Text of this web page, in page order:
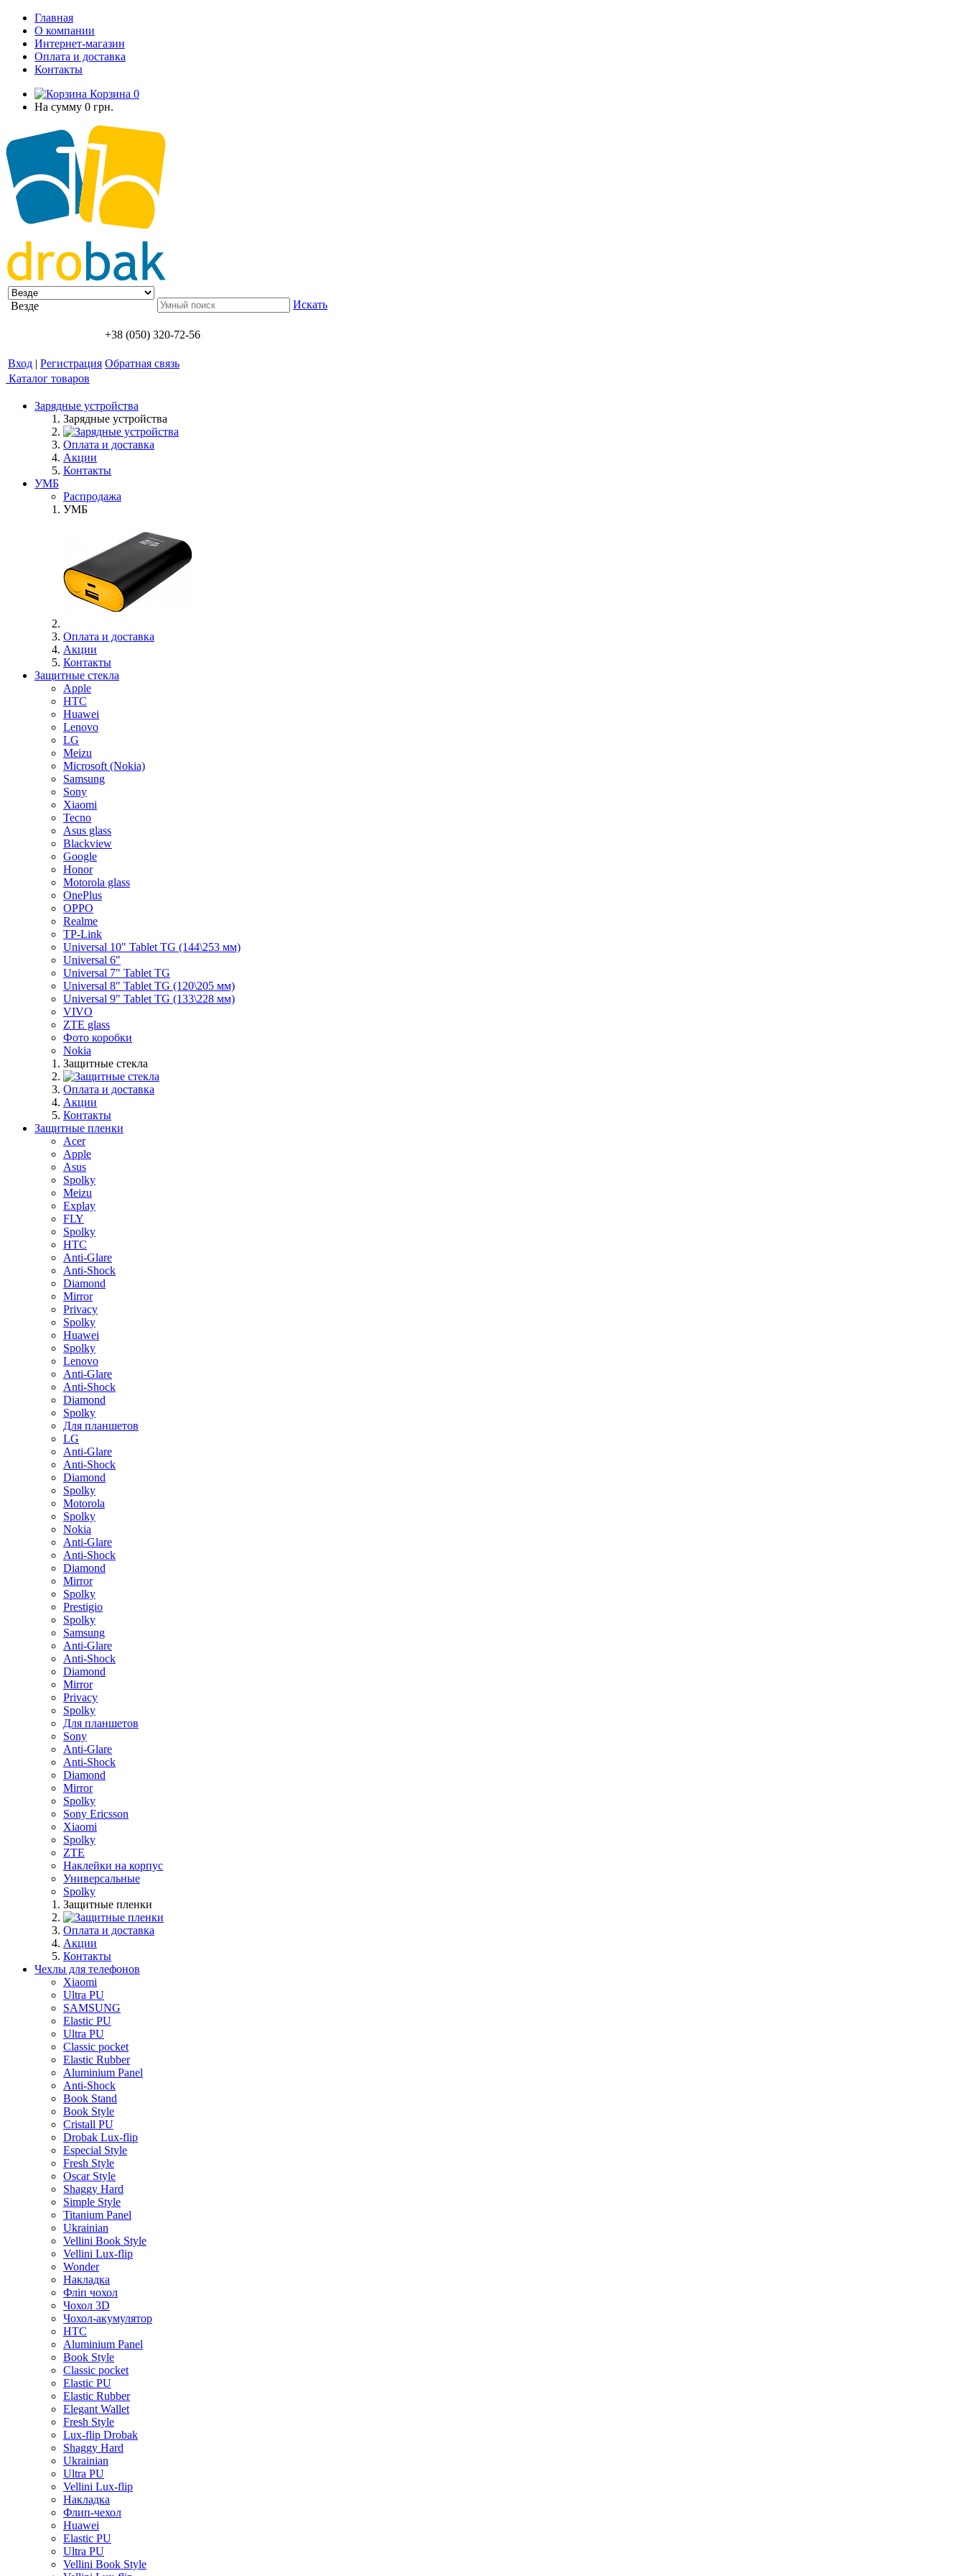
Главная
О компании
Интернет-магазин
Оплата и доставка
Контакты
Корзина 0
На сумму 0 грн.
Везде Искать
+38 (050) 320-72-56
Вход | Регистрация Обратная связь
Каталог товаров
Зарядные устройства
Зарядные устройства
Оплата и доставка
Акции
Контакты
УМБ
Распродажа
УМБ
Оплата и доставка
Акции
Контакты
Защитные стекла
Apple
HTC
Huawei
Lenovo
LG
Meizu
Microsoft (Nokia)
Samsung
Sony
Xiaomi
Tecno
Asus glass
Blackview
Google
Honor
Motorola glass
OnePlus
OPPO
Realme
TP-Link
Universal 10" Tablet TG (144\253 мм)
Universal 6"
Universal 7" Tablet TG
Universal 8" Tablet TG (120\205 мм)
Universal 9" Tablet TG (133\228 мм)
VIVO
ZTE glass
Фото коробки
Nokia
Защитные стекла
Оплата и доставка
Акции
Контакты
Защитные пленки
Acer
Apple
Asus
Spolky
Meizu
Explay
FLY
Spolky
HTC
Anti-Glare
Anti-Shock
Diamond
Mirror
Privacy
Spolky
Huawei
Spolky
Lenovo
Anti-Glare
Anti-Shock
Diamond
Spolky
Для планшетов
LG
Anti-Glare
Anti-Shock
Diamond
Spolky
Motorola
Spolky
Nokia
Anti-Glare
Anti-Shock
Diamond
Mirror
Spolky
Prestigio
Spolky
Samsung
Anti-Glare
Anti-Shock
Diamond
Mirror
Privacy
Spolky
Для планшетов
Sony
Anti-Glare
Anti-Shock
Diamond
Mirror
Spolky
Sony Ericsson
Xiaomi
Spolky
ZTE
Наклейки на корпус
Универсальные
Spolky
Защитные пленки
Оплата и доставка
Акции
Контакты
Чехлы для телефонов
Xiaomi
Ultra PU
SAMSUNG
Elastic PU
Ultra PU
Classic pocket
Elastic Rubber
Aluminium Panel
Anti-Shock
Book Stand
Book Style
Cristall PU
Drobak Lux-flip
Especial Style
Fresh Style
Oscar Style
Shaggy Hard
Simple Style
Titanium Panel
Ukrainian
Vellini Book Style
Vellini Lux-flip
Wonder
Накладка
Фліп чохол
Чохол 3D
Чохол-акумулятор
HTC
Aluminium Panel
Book Style
Classic pocket
Elastic PU
Elastic Rubber
Elegant Wallet
Fresh Style
Lux-flip Drobak
Shaggy Hard
Ukrainian
Ultra PU
Vellini Lux-flip
Накладка
Флип-чехол
Huawei
Elastic PU
Ultra PU
Vellini Book Style